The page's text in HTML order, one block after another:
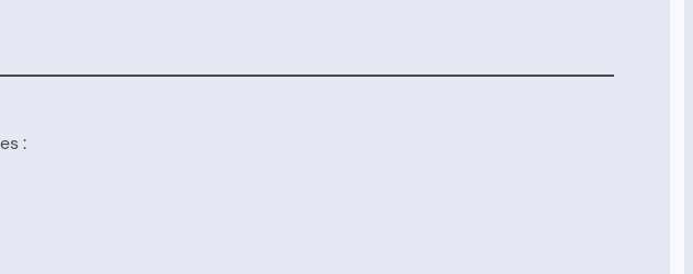
: